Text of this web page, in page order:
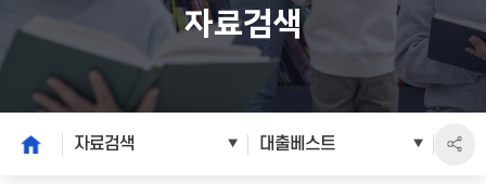
자료검색
home 자료검색 대출베스트